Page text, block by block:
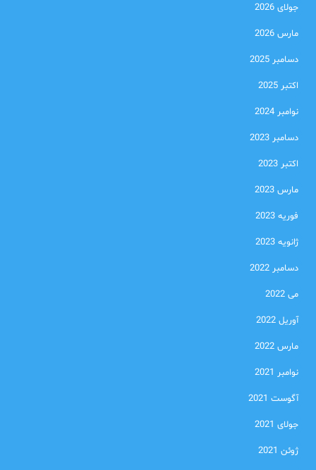
جولای 2026
مارس 2026
دسامبر 2025
اکتبر 2025
نوامبر 2024
دسامبر 2023
اکتبر 2023
مارس 2023
فوریه 2023
ژانویه 2023
دسامبر 2022
می 2022
آوریل 2022
مارس 2022
نوامبر 2021
آگوست 2021
جولای 2021
ژوئن 2021